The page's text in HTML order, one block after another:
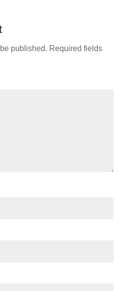
published. Required fields